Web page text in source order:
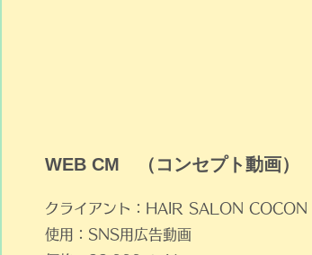
​WEB CM （コンセプト動画）
クライアント：HAIR SALON COCON
使用：SNS用広告動画